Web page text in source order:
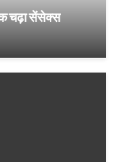
चढ़ा सेंसेक्स